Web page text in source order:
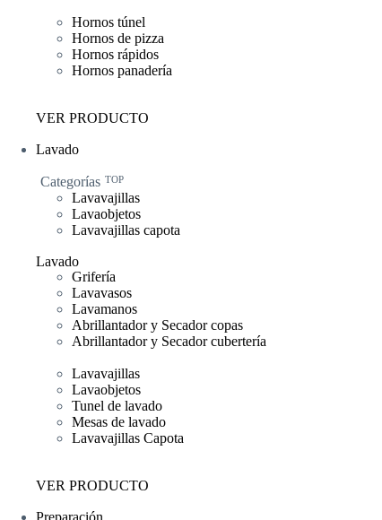
Hornos túnel
Hornos de pizza
Hornos rápidos
Hornos panadería
VER PRODUCTO
Lavado
Categorías TOP
Lavavajillas
Lavaobjetos
Lavavajillas capota
Lavado
Grifería
Lavavasos
Lavamanos
Abrillantador y Secador copas
Abrillantador y Secador cubertería
Lavavajillas
Lavaobjetos
Tunel de lavado
Mesas de lavado
Lavavajillas Capota
VER PRODUCTO
Preparación